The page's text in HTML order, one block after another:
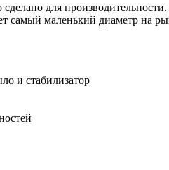
для
самый маленький диаметр на
и стабилизатор